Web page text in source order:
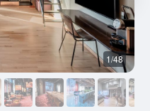
1/48